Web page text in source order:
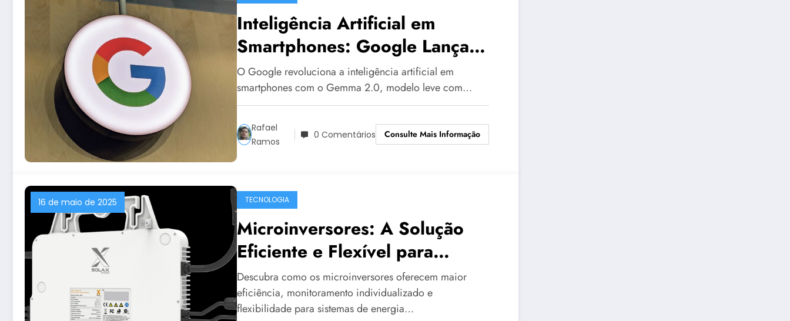
Inteligência Artificial em
Smartphones: Google Lança
Revolucionário Gemma 2.0
O Google revoluciona a inteligência artificial em
smartphones com o Gemma 2.0, modelo leve com…
Rafael
Ramos
0 Comentários Consulte Mais Informação
16 de maio de 2025 TECNOLOGIA
Microinversores: A Solução
Eficiente e Flexível para
Sistemas de Energia Solar
Residencial e Comercial
Descubra como os microinversores oferecem maior
eficiência, monitoramento individualizado e
flexibilidade para sistemas de energia…